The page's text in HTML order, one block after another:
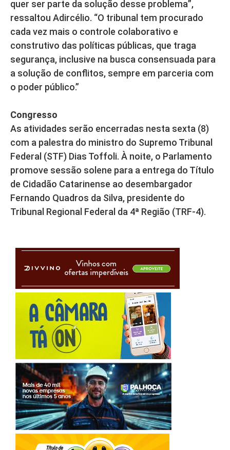
quer ser parte da solução desse problema”,
ressaltou Adircélio. “O tribunal tem procurado
cada vez mais o controle colaborativo e
construtivo das políticas públicas, que traga
segurança, inclusive na busca consensuada para
a solução de conflitos, sempre em parceria com
o poder público.”
Congresso
As atividades serão encerradas nesta sexta (8)
com a palestra do ministro do Supremo Tribunal
Federal (STF) Dias Toffoli. À noite, o Parlamento
promove sessão solene para a entrega do Título
de Cidadão Catarinense ao desembargador
Fernando Quadros da Silva, presidente do
Tribunal Regional Federal da 4ª Região (TRF-4).